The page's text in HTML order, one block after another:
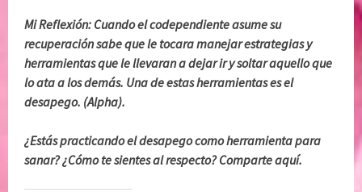
Mi Reflexión: Cuando el codependiente asume su
recuperación sabe que le tocara manejar estrategias y
herramientas que le llevaran a dejar ir y soltar aquello que
lo ata a los demás. Una de estas herramientas es el
desapego. (Alpha).
¿Estás practicando el desapego como herramienta para
sanar? ¿Cómo te sientes al respecto? Comparte aquí.